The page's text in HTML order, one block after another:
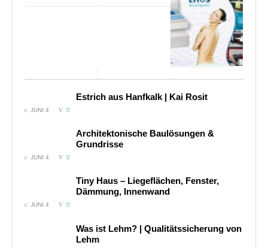
Imagefilme für
Windeln.de /
Kinderwägen
Wasserauflage
– Imagefilm
TrainingsmethodeSonarbehandlung music video –
Estrich aus Hanfkalk | Kai Rosit
JUNI 4 0
Architektonische Baulösungen &
Grundrisse
JUNI 4 0
Tiny Haus – Liegeflächen, Fenster,
Dämmung, Innenwand
JUNI 4 0
Was ist Lehm? | Qualitätssicherung von
Lehm